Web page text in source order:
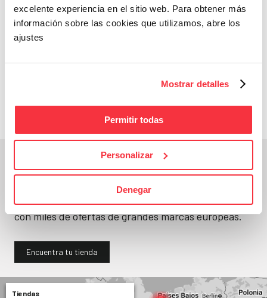
excelente experiencia en el sitio web. Para obtener más
información sobre las cookies que utilizamos, abre los
ajustes
Mostrar detalles
Permitir todas
Personalizar
Denegar
En un segundo, la encuentras.
tiendas. Seguro que
encuentras una (o varias) muy cerca. Ya tienes330
con miles de ofertas de grandes marcas europeas.
Encuentra tu tienda
Tiendas